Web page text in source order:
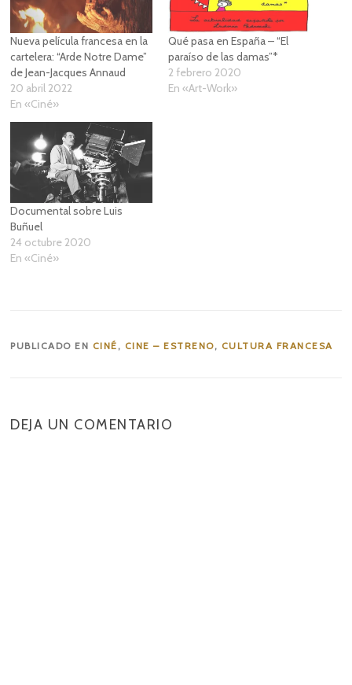
Nueva película francesa en la
cartelera: “Arde Notre Dame”
de Jean-Jacques Annaud
20 abril 2022
En «Ciné»
Qué pasa en España – “El
paraíso de las damas”*
2 febrero 2020
En «Art-Work»
Documental sobre Luis
Buñuel
24 octubre 2020
En «Ciné»
PUBLICADO EN CINÉ , CINE – ESTRENO, CULTURA FRANCESA
DEJA UN COMENTARIO